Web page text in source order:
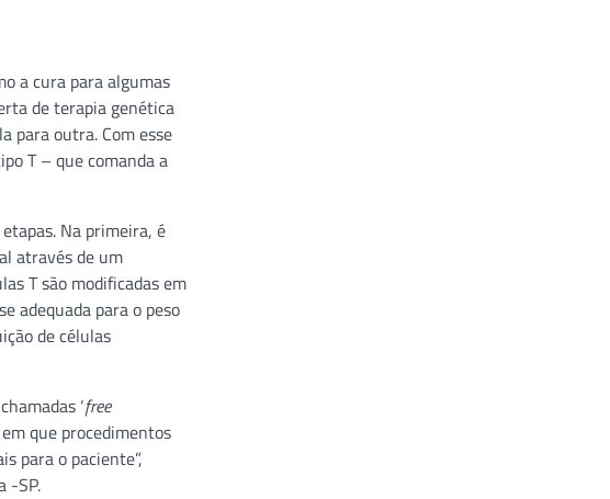
a cura para algumas
de terapia genética
para outra. Com esse
T – que comanda a
Na primeira, é
através de um
T são modificadas em
adequada para o peso
de células
‘free
que procedimentos
para o paciente”,
-SP.